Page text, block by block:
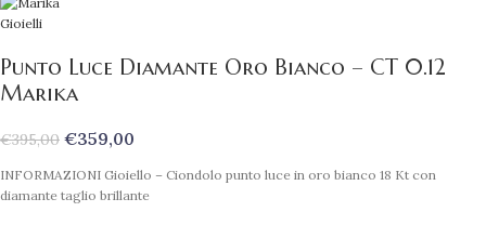
Punto Luce Diamante Oro Bianco – CT 0.12
Marika
€395,00 €359,00
INFORMAZIONI Gioiello – Ciondolo punto luce in oro bianco 18 Kt con
diamante taglio brillante